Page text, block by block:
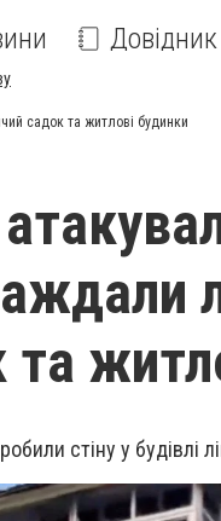
Довідник
садок та житлові будинки
та
стіну у будівлі